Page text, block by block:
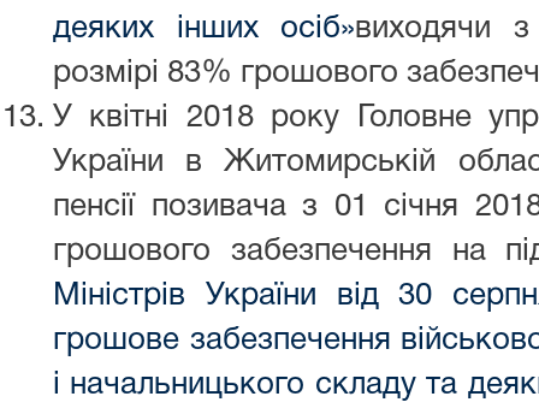
деяких інших осіб»виходячи
розмірі 83% грошового
У квітні 2018 року Головне
України в Житомирській
пенсії позивача з 01 січня
грошового забезпечення на
Міністрів України від 30
грошове забезпечення
і начальницького складу та